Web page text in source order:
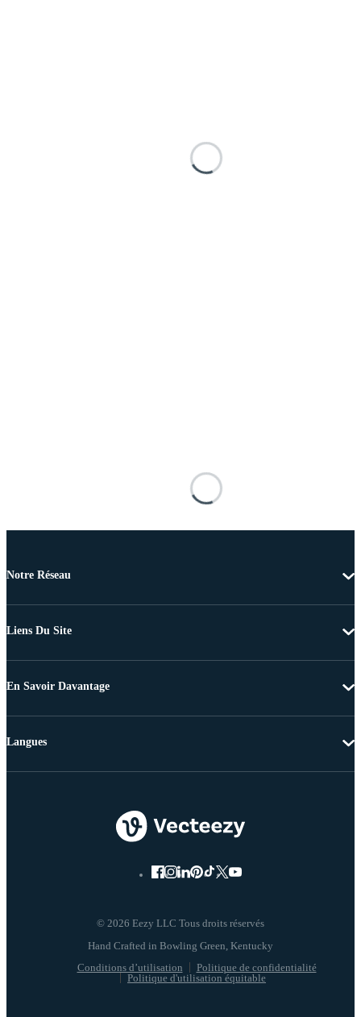
Notre Réseau
Liens Du Site
En Savoir Davantage
© 2026 Eezy LLC Tous droits réservés
Conditions d’utilisation
Politique de confidentialité
Politique d'utilisation équitable
Langues